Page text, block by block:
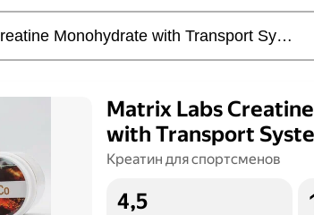
Matrix Labs
with Transport
Креатин для спортсменов
4,5